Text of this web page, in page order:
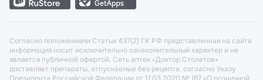
Согласно положениями Статьи 437(2) ГК РФ представленная на сайте
информация носит исключительно ознакомительный характер и не
является публичной офертой. Сеть аптек «Доктор Столетов»
доставляет препараты, отпускаемые без рецепта, согласно Указу